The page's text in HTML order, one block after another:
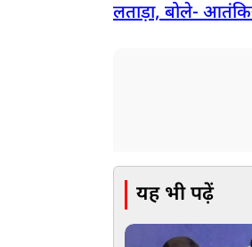
लताड़ा, बोले-
यह भी पढ़ें